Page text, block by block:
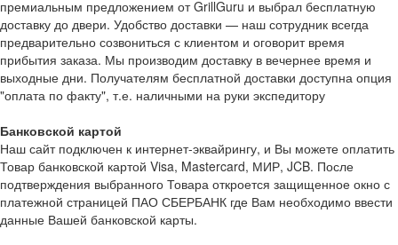
премиальным предложением от GrillGuru и выбрал бесплатную
доставку до двери. Удобство доставки — наш сотрудник всегда
предварительно созвониться с клиентом и оговорит время
прибытия заказа. Мы производим доставку в вечернее время и
выходные дни. Получателям бесплатной доставки доступна опция
"оплата по факту", т.е. наличными на руки экспедитору
Банковской картой
Наш сайт подключен к интернет-эквайрингу, и Вы можете оплатить
Товар банковской картой Visa, Mastercard, МИР, JCB. После
подтверждения выбранного Товара откроется защищенное окно с
платежной страницей ПАО СБЕРБАНК где Вам необходимо ввести
данные Вашей банковской карты.